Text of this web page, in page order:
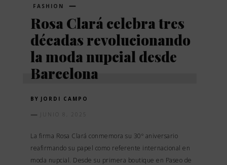
FASHION
Rosa Clará celebra tres
décadas revolucionando
la moda nupcial desde
Barcelona
BY JORDI CAMPO
JUNIO 8, 2025
La firma Rosa Clará conmemora su 30º aniversario
reafirmando su papel como referente internacional en
moda nupcial. Desde su primera boutique en Paseo de